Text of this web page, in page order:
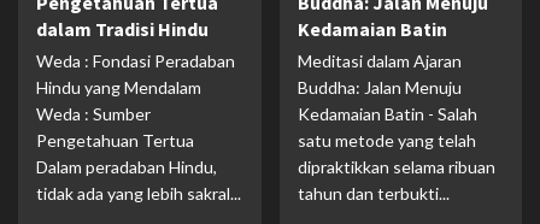
dalam Tradisi Hindu
Weda : Fondasi Peradaban
Hindu yang Mendalam
Weda : Sumber
Pengetahuan Tertua
Dalam peradaban Hindu,
tidak ada yang lebih sakral...
Kedamaian Batin
Meditasi dalam Ajaran
Buddha: Jalan Menuju
Kedamaian Batin - Salah
satu metode yang telah
dipraktikkan selama ribuan
tahun dan terbukti...